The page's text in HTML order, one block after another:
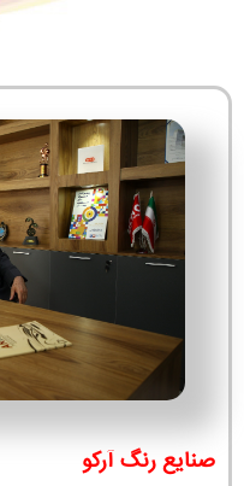
صنایع رنگ آرکو